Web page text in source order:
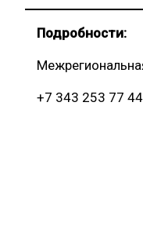
Подробности:
+7 343 253 77